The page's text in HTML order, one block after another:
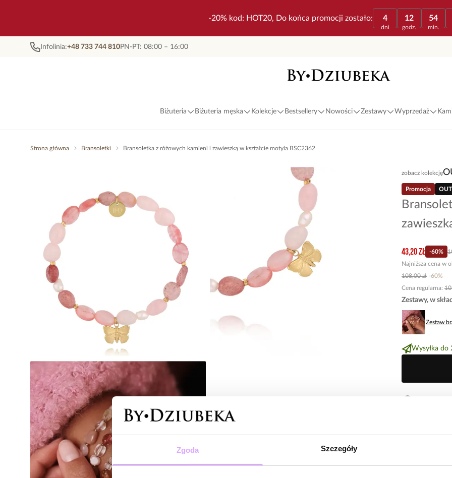
Zgoda Szczegóły
-20% kod: HOT20, Do końca promocji zostało: 4
dni
12
godz.
54
min.
Infolinia:+48 733 744 810PN-PT: 08:00 – 16:00
Biżuteria Biżuteria męska Kolekcje Bestsellery Nowości Zestawy Wyprzedaż
Strona główna Bransoletki Bransoletka z różowych kamieni i zawieszką w kształcie motyla BSC2362
zobacz kolekcję
Promocja
43,20 zł -60%
Najniższa cena w
108,00 zł -60%
Cena regularna:
Zestawy, w
Zestaw
Wysyłka do
Opis